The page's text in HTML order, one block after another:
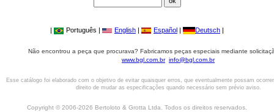
| Português | English | Español | Deutsch |
Não encontrou a peça que procurava? Fabricamos peças especiais mediante
www.bgl.com.br info@bgl.com.br
Esse catálogo foi elaborado com o objetivo de evitar quaisquer erros, que eventualmente possam
direito de mudar as especificações quando necessário sem prévio aviso.
Copyright © 2006-2026 Bertoloto & Grotta Ltda. Todos os direitos reservados.